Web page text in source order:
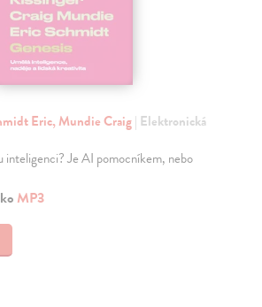
Eric, Mundie Craig| Elektronická
inteligenci? Je AI pomocníkem, nebo
MP3